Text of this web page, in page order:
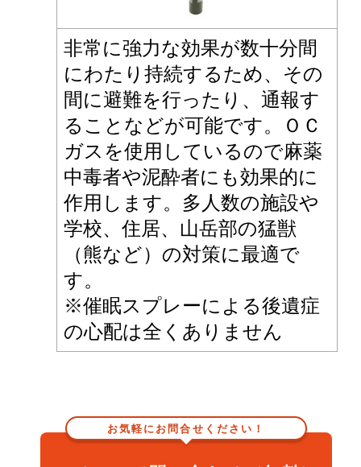
非常に強力な効果が数十分間
にわたり持続するため、その
間に避難を行ったり、通報す
ることなどが可能です。ＯＣ
ガスを使用しているので麻薬
中毒者や泥酔者にも効果的に
作用します。多人数の施設や
学校、住居、山岳部の猛獣
（熊など）の対策に最適で
す。
※催眠スプレーによる後遺症
の心配は全くありません
お気軽にお問合せください！